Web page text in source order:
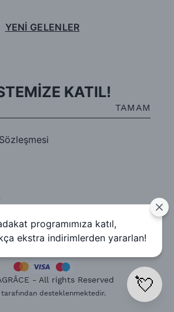
YENİ GELENLER
KATIL!
TAMAM
- All rights Reserved
tarafından desteklenmektedir.
programımıza katıl,
ekstra indirimlerden yararlan!
💘